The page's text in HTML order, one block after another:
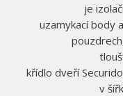
je
uzamykací body
křídlo dveří
v